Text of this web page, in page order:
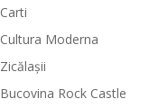
Carti
Cultura Moderna
Zicălașii
Bucovina Rock Castle